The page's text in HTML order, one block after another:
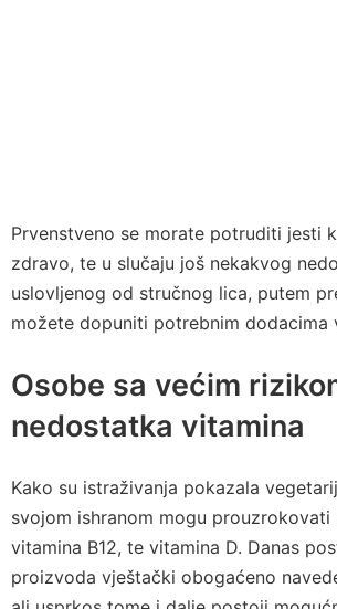
Prvenstveno se morate potruditi jesti
zdravo, te u slučaju još nekakvog
uslovljenog od stručnog lica, putem
možete dopuniti potrebnim dodacima
Osobe sa većim
nedostatka vitamina
Kako su istraživanja pokazala
svojom ishranom mogu prouzrokovati
vitamina B12, te vitamina D. Danas
proizvoda vještački obogaćeno